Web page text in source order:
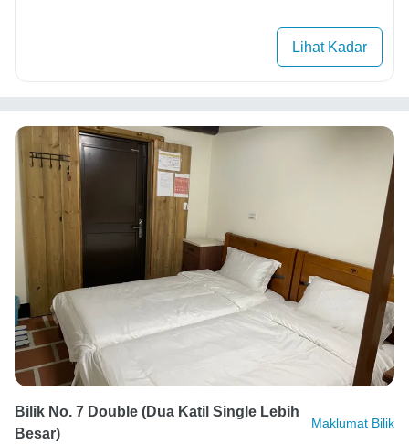
Lihat Kadar
Bilik No. 7 Double (Dua Katil Single Lebih
Besar)
Maklumat Bilik